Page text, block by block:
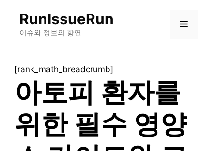
RunIssueRun
이슈와 정보의 향연
메
[rank_math_breadcrumb]
아토피 환자를
위한 필수 영양